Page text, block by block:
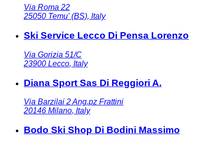
Via Roma 22
25050 Temu' (BS), Italy
Ski Service Lecco Di Pensa Lorenzo
Via Gorizia 51/C
23900 Lecco, Italy
Diana Sport Sas Di Reggiori A.
Via Barzilai 2 Ang.pz Frattini
20146 Milano, Italy
Bodo Ski Shop Di Bodini Massimo